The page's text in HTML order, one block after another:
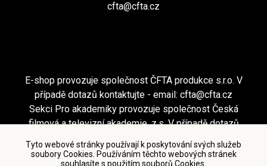
Tyto webové stránky používají k poskytování svých služeb
soubory Cookies. Používáním těchto webových stránek
souhlasíte s použitím souborů Cookies.
cfta@cfta.cz
E-shop provozuje společnost ČFTA produkce s.r.o. V
případě dotazů kontaktujte - email: cfta@cfta.cz
Sekci Pro akademiky provozuje společnost Česká
filmová a televizní akademie, z.s. V případě dotazů